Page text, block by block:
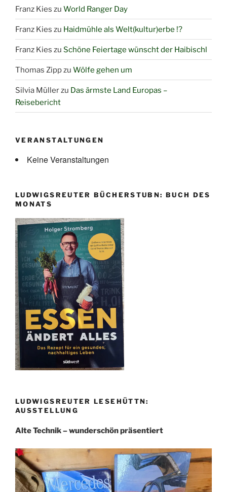
Franz Kies zu World Ranger Day
Franz Kies zu Haidmühle als Welt(kultur)erbe !?
Franz Kies zu Schöne Feiertage wünscht der Haibischl
Thomas Zippzu Wölfe gehen um
Silvia Müllerzu Das ärmste Land Europas –
Reisebericht
VERANSTALTUNGEN
Keine Veranstaltungen
LUDWIGSREUTER BÜCHERSTUBN: BUCH DES
MONATS
LUDWIGSREUTER LESEHÜTTN:
AUSSTELLUNG
Alte Technik – wunderschön präsentiert